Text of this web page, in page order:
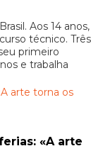
Aos 14 anos,
técnico. Três
primeiro
e trabalha
«A arte